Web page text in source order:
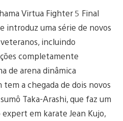
Virtua Fighter 5 Final
introduz uma série de novos
incluindo
completamente
de arena dinâmica
a chegada de dois novos
Taka-Arashi, que faz um
em karate Jean Kujo,